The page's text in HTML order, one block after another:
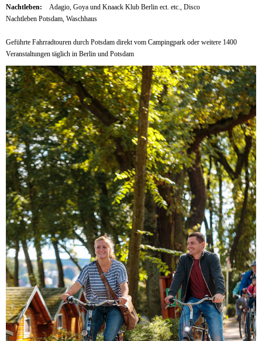
Nachtleben:
Adagio, Goya und Knaack Klub Berlin ect. etc., Disco
Nachtleben Potsdam, Waschhaus
Geführte Fahrradtouren durch Potsdam direkt vom Campingpark oder weitere 1400
Veranstaltungen täglich in Berlin und Potsdam